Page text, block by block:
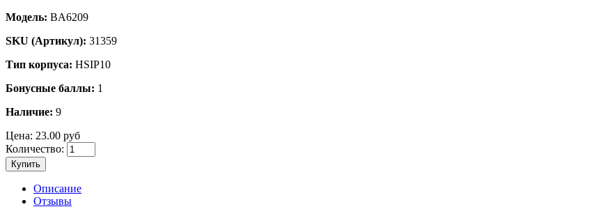
Модель: BA6209
SKU (Артикул): 31359
Тип корпуса: HSIP10
Бонусные баллы: 1
Наличие: 9
Цена: 23.00 руб
Количество:
Купить
Описание
Отзывы